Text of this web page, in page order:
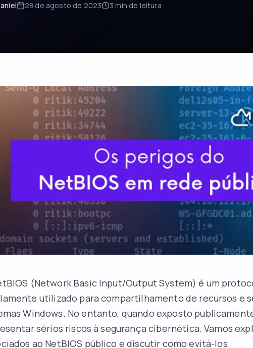
28 de agosto de 2023 3 min de leitura
(Network Basic Input/Output System) é um
utilizado para compartilhamento de recursos e
Windows. No entanto, quando exposto
sérios riscos à segurança cibernética. Vamos
ao NetBIOS público e discutir como evitá-los.